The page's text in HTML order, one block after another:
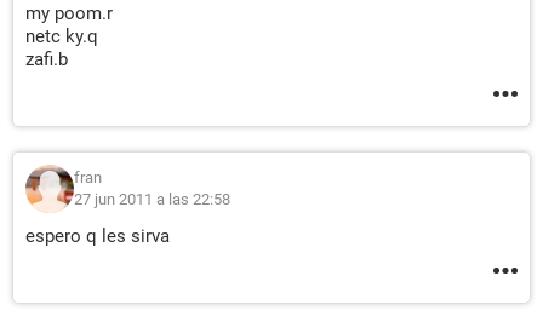
my poom.r
netc ky.q
zafi.b
fran
27 jun 2011 a las 22:58
espero q les sirva